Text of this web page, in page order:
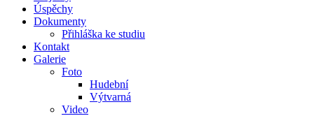
Úspěchy
Dokumenty
Přihláška ke studiu
Kontakt
Galerie
Foto
Hudební
Výtvarná
Video